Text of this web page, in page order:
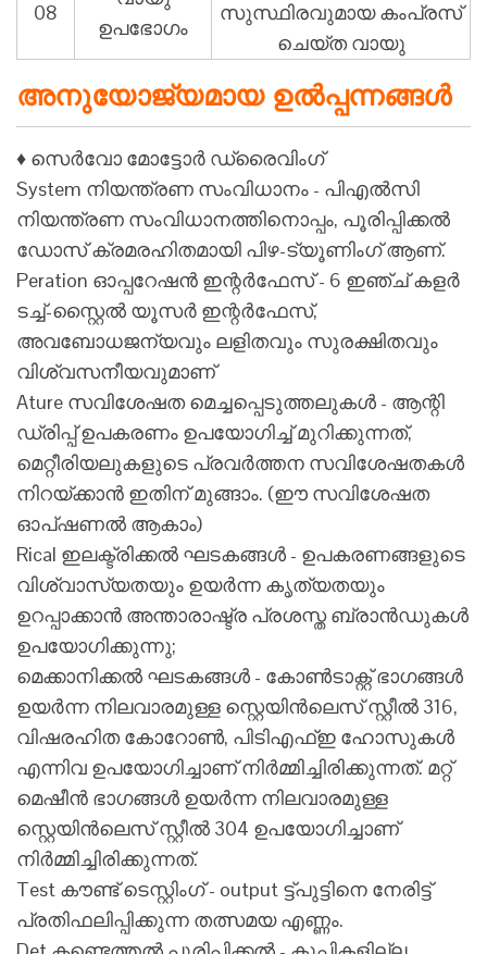
08
ഉപഭോഗം
സുസ്ഥിരവുമായ കംപ്രസ്
ചെയ്ത വായു
അനുയോജ്യമായ ഉൽപ്പന്നങ്ങൾ
♦ സെർവോ മോട്ടോർ ഡ്രൈവിംഗ്
System നിയന്ത്രണ സംവിധാനം - പി‌എൽ‌സി
നിയന്ത്രണ സംവിധാനത്തിനൊപ്പം, പൂരിപ്പിക്കൽ
ഡോസ് ക്രമരഹിതമായി പിഴ-ട്യൂണിംഗ് ആണ്.
Peration ഓപ്പറേഷൻ ഇന്റർഫേസ് - 6 ഇഞ്ച് കളർ
ടച്ച്-സ്റ്റൈൽ യൂസർ ഇന്റർഫേസ്,
അവബോധജന്യവും ലളിതവും സുരക്ഷിതവും
വിശ്വസനീയവുമാണ്
Ature സവിശേഷത മെച്ചപ്പെടുത്തലുകൾ - ആന്റി
ഡ്രിപ്പ് ഉപകരണം ഉപയോഗിച്ച് മുറിക്കുന്നത്,
മെറ്റീരിയലുകളുടെ പ്രവർത്തന സവിശേഷതകൾ
നിറയ്ക്കാൻ ഇതിന് മുങ്ങാം. (ഈ സവിശേഷത
ഓപ്ഷണൽ ആകാം)
Rical ഇലക്ട്രിക്കൽ ഘടകങ്ങൾ - ഉപകരണങ്ങളുടെ
വിശ്വാസ്യതയും ഉയർന്ന കൃത്യതയും
ഉറപ്പാക്കാൻ അന്താരാഷ്ട്ര പ്രശസ്ത ബ്രാൻഡുകൾ
ഉപയോഗിക്കുന്നു;
മെക്കാനിക്കൽ ഘടകങ്ങൾ - കോൺടാക്റ്റ് ഭാഗങ്ങൾ
ഉയർന്ന നിലവാരമുള്ള സ്റ്റെയിൻലെസ് സ്റ്റീൽ 316,
വിഷരഹിത കോറോൺ, പിടിഎഫ്ഇ ഹോസുകൾ
എന്നിവ ഉപയോഗിച്ചാണ് നിർമ്മിച്ചിരിക്കുന്നത്. മറ്റ്
മെഷീൻ ഭാഗങ്ങൾ ഉയർന്ന നിലവാരമുള്ള
സ്റ്റെയിൻലെസ് സ്റ്റീൽ 304 ഉപയോഗിച്ചാണ്
നിർമ്മിച്ചിരിക്കുന്നത്.
Test കൗണ്ട് ടെസ്റ്റിംഗ് - output ട്ട്‌പുട്ടിനെ നേരിട്ട്
പ്രതിഫലിപ്പിക്കുന്ന തത്സമയ എണ്ണം.